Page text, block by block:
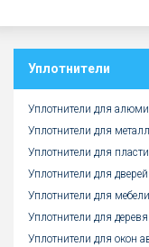
Уплотнители
Уплотнители для
Уплотнители для
Уплотнители для
Уплотнители для дверей
Уплотнители для мебели
Уплотнители для
Уплотнители для окон